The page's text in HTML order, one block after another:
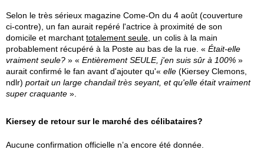
Selon le très sérieux magazine Come-On du 4 août (couverture
ci-contre), un fan aurait repéré l'actrice à proximité de son
domicile et marchant totalement seule , un colis à la main
probablement récupéré à la Poste au bas de la rue. « Était-elle
vraiment seule? » « Entièrement SEULE, j'en suis sûr à 100% »
aurait confirmé le fan avant d'ajouter qu'« elle (Kiersey Clemons,
ndlr) portait un large chandail très seyant, et qu'elle était vraiment
super craquante ».
Kiersey de retour sur le marché des célibataires?
Aucune confirmation officielle n’a encore été donnée.